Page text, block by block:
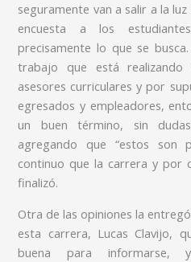
seguramente van a salir a la
encuesta a los
precisamente lo que se
trabajo que está
asesores curriculares y por
egresados y empleadores,
un buen término, sin
agregando que “estos son
continuo que la carrera y por
finalizó.
Otra de las opiniones la
esta carrera, Lucas Clavijo,
buena para